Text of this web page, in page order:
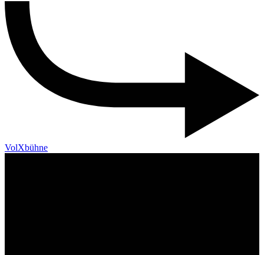
VolXbühne